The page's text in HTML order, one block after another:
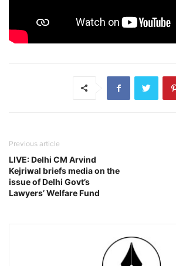
Previous article
LIVE: Delhi CM Arvind
Kejriwal briefs media on the
issue of Delhi Govt’s
Lawyers’ Welfare Fund